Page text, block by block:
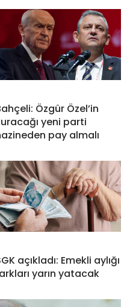
Özgür Özel’in
yeni parti
pay almalı
açıkladı: Emekli aylığı
yarın yatacak